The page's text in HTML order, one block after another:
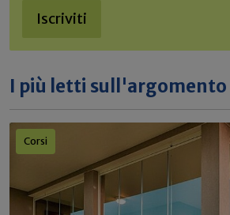
Iscriviti
I più letti sull'argomento
Corsi